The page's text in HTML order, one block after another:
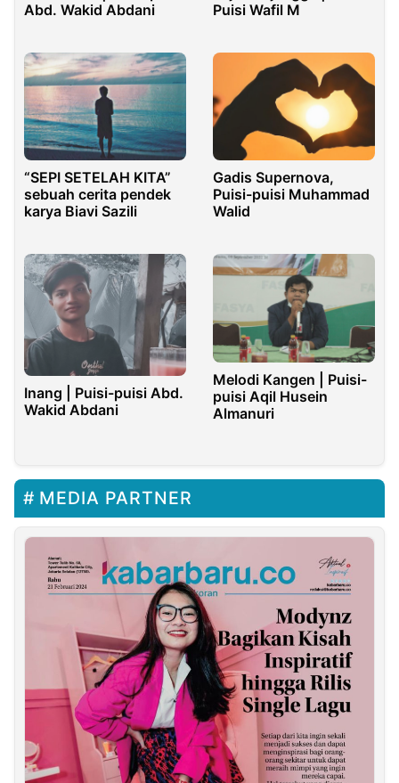
Abd. Wakid Abdani
Puisi Wafil M
“SEPI SETELAH KITA”
sebuah cerita pendek
karya Biavi Sazili
Gadis Supernova,
Puisi-puisi Muhammad
Walid
Inang | Puisi-puisi Abd.
Wakid Abdani
Melodi Kangen | Puisi-
puisi Aqil Husein
Almanuri
MEDIA PARTNER